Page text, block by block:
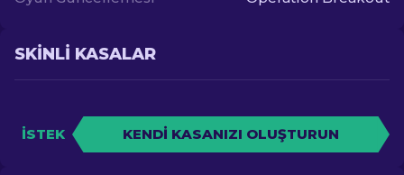
SKINLI KASALAR
İSTEK KENDI KASANIZI OLUŞTURUN